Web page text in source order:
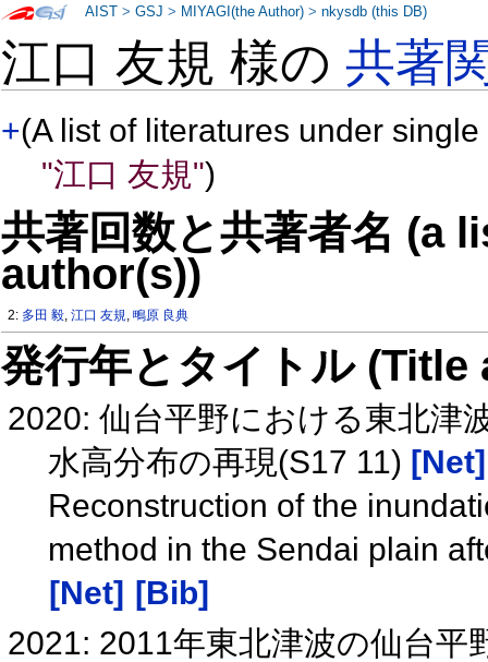
江口 友規 様の共著
+(A list of literatures under
"江口 友規")
共著回数と共著者名 (a
author(s))
2: 多田 毅,江口 友規,鴫原 良典
発行年とタイトル
2020: 仙台平野における東北津
水高分布の再現(S17 11) [Net]
Reconstruction of the
method in the Sendai plain
[Net] [Bib]
2021: 2011年東北津波の仙台平
AIST >GSJ > MIYAGI(the Author) >nkysdb (this DB)